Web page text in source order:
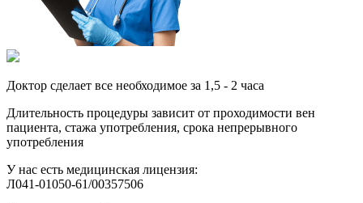
Доктор сделает все необходимое за 1,5 - 2 часа
Длительность процедуры зависит от проходимости вен
пациента, стажа употребления, срока непрерывного
употребления
У нас есть медицинская лицензия:
Л041-01050-61/00357506